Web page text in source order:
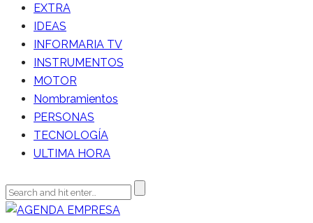
EXTRA
IDEAS
INFORMARIA TV
INSTRUMENTOS
MOTOR
Nombramientos
PERSONAS
TECNOLOGÍA
ULTIMA HORA